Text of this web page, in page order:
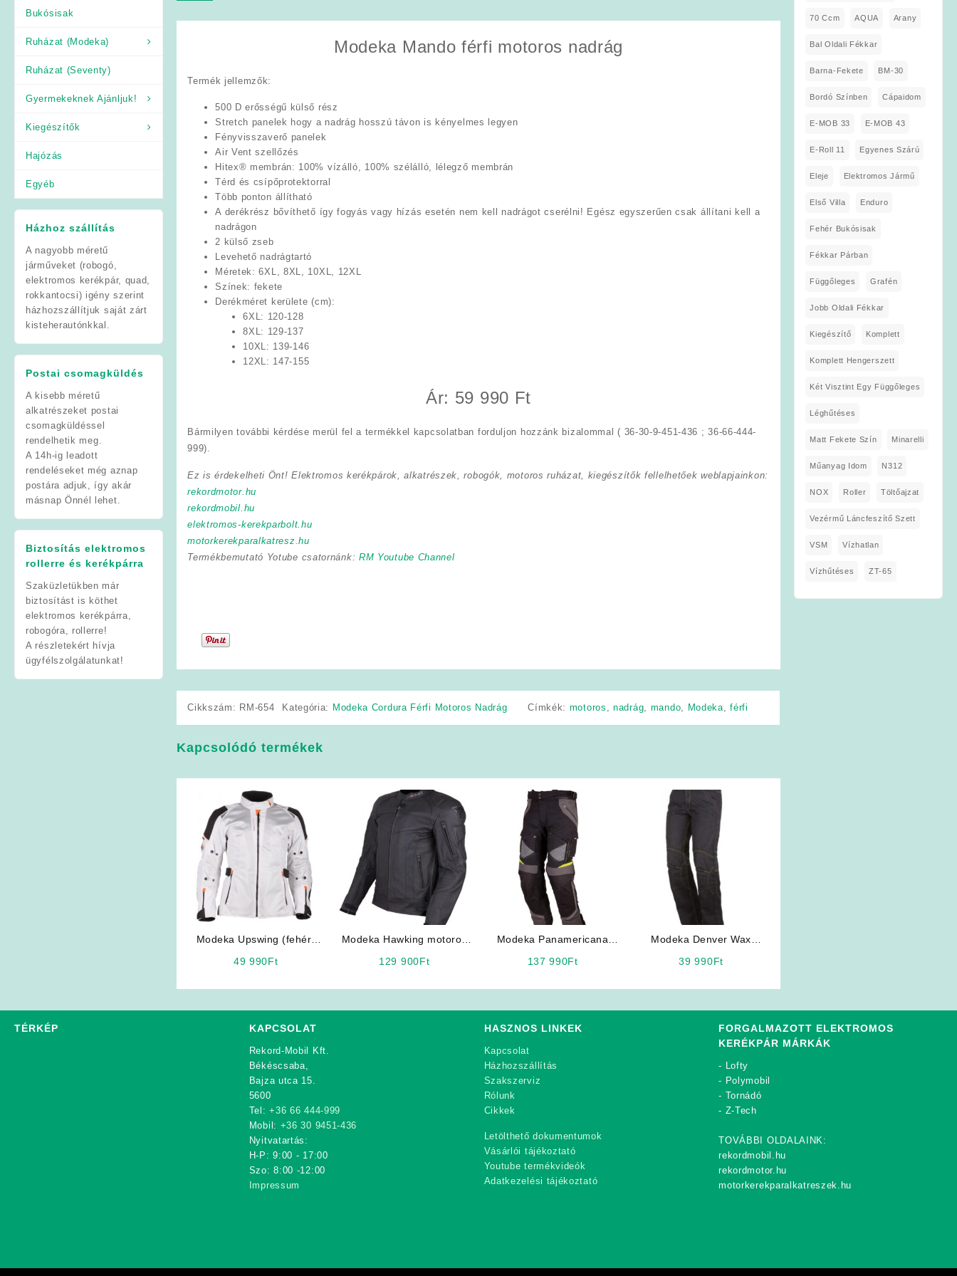
Bukósisak
Ruházat (Modeka)
Ruházat (Seventy)
Gyermekeknek Ajánljuk!
Kiegészítők
Hajózás
Egyéb
Házhoz szállítás
A nagyobb méretű
járműveket (robogó,
elektromos kerékpár, quad,
rokkantocsi) igény szerint
házhozszállítjuk saját zárt
kisteherautónkkal.
Postai csomagküldés
A kisebb méretű
alkatrészeket postai
csomagküldéssel
rendelhetik meg.
A 14h-ig leadott
rendeléseket még aznap
postára adjuk, így akár
másnap Önnél lehet.
Biztosítás elektromos
rollerre és kerékpárra
Szaküzletükben már
biztosítást is köthet
elektromos kerékpárra,
robogóra, rollerre!
A részletekért hívja
ügyfélszolgálatunkat!
Modeka Mando férfi motoros nadrág
Termék jellemzők:
500 D erősségű külső rész
Stretch panelek hogy a nadrág hosszú távon is kényelmes legyen
Fényvisszaverő panelek
Air Vent szellőzés
Hitex® membrán: 100% vízálló, 100% szélálló, lélegző membrán
Térd és csípőprotektorral
Több ponton állítható
A derékrész bővíthető így fogyás vagy hízás esetén nem kell nadrágot cserélni! Egész egyszerűen csak állítani kell a
nadrágon
2 külső zseb
Levehető nadrágtartó
Méretek : 6XL, 8XL, 10XL, 12XL
Színek: fekete
Derékméret kerülete (cm):
6XL: 120-128
8XL: 129-137
10XL: 139-146
12XL: 147-155
Ár: 59 990 Ft
Bármilyen további kérdése merül fel a termékkel kapcsolatban forduljon hozzánk bizalommal ( 36-30-9-451-436 ; 36-66-444-
999).
Ez is érdekelheti Önt! Elektromos kerékpárok, alkatrészek, robogók, motoros ruházat, kiegészítők fellelhetőek weblapjainkon:
rekordmotor.hu
rekordmobil.hu
elektromos-kerekparbolt.hu
motorkerekparalkatresz.hu
Termékbemutató Yotube csatornánk: RM Youtube Channel
Cikkszám: RM-654 Kategória: Modeka Cordura Férfi Motoros Nadrág Címkék: motoros ,nadrág mando Modeka ,férfi
Kapcsolódó termékek
Modeka Upswing (fehér-
49 990Ft
Modeka Hawking motoros
129 900Ft
Modeka Panamericana
137 990Ft
Modeka Denver Wax
39 990Ft
70 Ccm AQUA Arany
Bal Oldali Fékkar
Barna-Fekete BM-30
Bordó Színben Cápaidom
E-MOB 33 E-MOB 43
E-Roll 11 Egyenes Szárú
Eleje Elektromos Jármű
Első Villa Enduro
Fehér Bukósisak
Fékkar Párban
Függőleges Grafén
Jobb Oldali Fékkar
Kiegészítő Komplett
Komplett Hengerszett
Két Visztint Egy Függőleges
Léghűtéses
Matt Fekete Szín Minarelli
Műanyag Idom N312
NOX Roller Töltőajzat
Vezérmű Láncfeszítő Szett
VSM Vízhatlan
Vízhűtéses ZT-65
TÉRKÉP KAPCSOLAT
Rekord-Mobil Kft.
Békéscsaba,
Bajza utca 15.
5600
Tel:+36 66 444-999
Mobil: +36 30 9451-436
Nyitvatartás:
H-P: 9:00 - 17:00
Szo: 8:00 -12:00
Impressum
HASZNOS LINKEK
Kapcsolat
Házhozszállítás
Szakszerviz
Rólunk
Cikkek
Letölthető dokumentumok
Vásárlói tájékoztató
Youtube termékvideók
Adatkezelési tájékoztató
FORGALMAZOTT ELEKTROMOS
KERÉKPÁR MÁRKÁK
- Lofty
- Polymobil
- Tornádó
- Z-Tech
TOVÁBBI OLDALAINK:
rekordmobil.hu
rekordmotor.hu
motorkerekparalkatreszek.hu